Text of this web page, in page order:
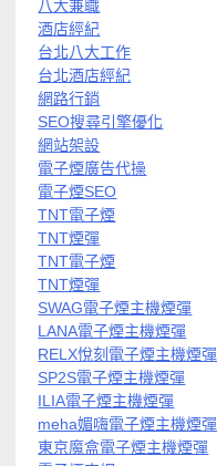
八大兼職
酒店經紀
台北八大工作
台北酒店經紀
網路行銷
SEO搜尋引擎優化
網站架設
電子煙廣告代操
電子煙SEO
TNT電子煙
TNT煙彈
TNT電子煙
TNT煙彈
SWAG電子煙主機煙彈
LANA電子煙主機煙彈
RELX悅刻電子煙主機煙彈
SP2S電子煙主機煙彈
ILIA電子煙主機煙彈
meha媚嗨電子煙主機煙彈
東京魔盒電子煙主機煙彈